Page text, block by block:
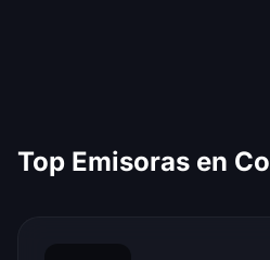
Top Emisoras en